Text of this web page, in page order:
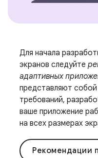
Для начала
экранов следуйте
адаптивных
представляют
требований,
ваше приложение
на всех размерах